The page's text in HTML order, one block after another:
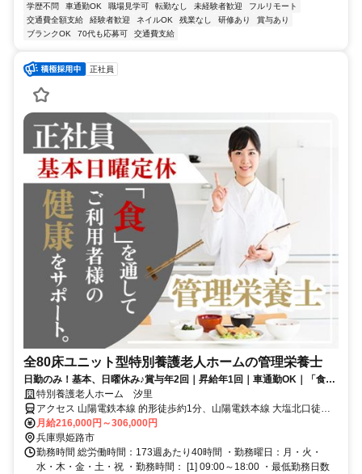
学歴不問
車通勤OK 職場見学可 転勤なし 未経験者歓迎
フルリモート
交通費全額支給
経験者歓迎 ネイルOK 残業なし 研修あり
賞与あり
ブランクOK
70代も応募可 交通費支給
正社員
全80床ユニット型特別養護老人ホームの管理栄養士
日勤のみ！基本、日曜休み♪賞与年2回｜昇給年1回｜車通勤OK｜「食」
を通して、ご利用者様をサポート♪
特別養護老人ホーム 汐里
アクセス 山陽電鉄本線 的形徒歩約1分、山陽電鉄本線 大塩北口徒歩
約19分、山陽電鉄本線 八家徒歩約28分 【勤務地最寄駅】山陽電鉄本
線「的形」駅より徒歩5分
月給216,000円～306,000円
兵庫県姫路市
勤務時間 総労働時間：173週あたり40時間 ・勤務曜日：月・火・
水・木・金・土・祝 ・勤務時間： [1] 09:00～18:00 ・最低勤務日数